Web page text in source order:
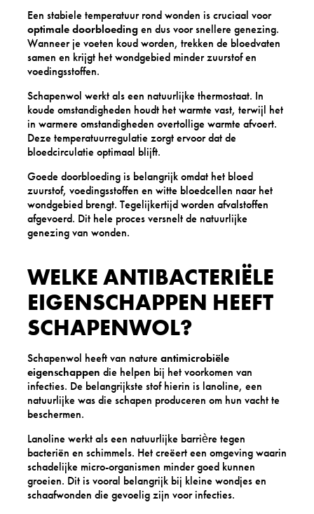
Een stabiele temperatuur rond wonden is cruciaal voor
optimale doorbloedingen dus voor snellere genezing.
Wanneer je voeten koud worden, trekken de bloedvaten
samen en krijgt het wondgebied minder zuurstof en
voedingsstoffen.
Schapenwol werkt als een natuurlijke thermostaat. In
koude omstandigheden houdt het warmte vast, terwijl het
in warmere omstandigheden overtollige warmte afvoert.
Deze temperatuurregulatie zorgt ervoor dat de
bloedcirculatie optimaal blijft.
Goede doorbloeding is belangrijk omdat het bloed
zuurstof, voedingsstoffen en witte bloedcellen naar het
wondgebied brengt. Tegelijkertijd worden afvalstoffen
afgevoerd. Dit hele proces versnelt de natuurlijke
genezing van wonden.
WELKE ANTIBACTERIËLE
EIGENSCHAPPEN HEEFT
SCHAPENWOL?
Schapenwol heeft van nature antimicrobiële
eigenschappen die helpen bij het voorkomen van
infecties. De belangrijkste stof hierin is lanoline, een
natuurlijke was die schapen produceren om hun vacht te
beschermen.
Lanoline werkt als een natuurlijke barrière tegen
bacteriën en schimmels. Het creëert een omgeving waarin
schadelijke micro-organismen minder goed kunnen
groeien. Dit is vooral belangrijk bij kleine wondjes en
schaafwonden die gevoelig zijn voor infecties.